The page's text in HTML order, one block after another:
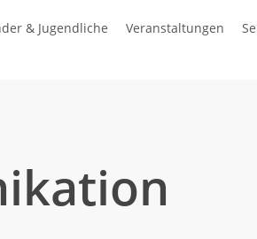
& Jugendliche Veranstaltungen